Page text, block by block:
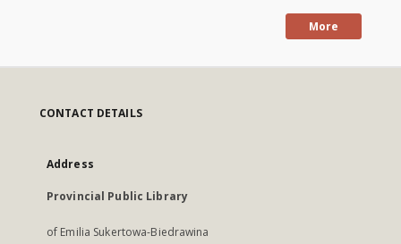
More
CONTACT DETAILS
Address
Provincial Public Library
of Emilia Sukertowa-Biedrawina